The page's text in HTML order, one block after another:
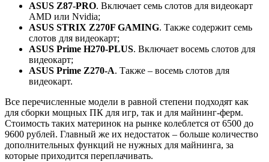
ASUS Z87-PRO. Включает семь слотов для видеокарт
AMD или Nvidia;
ASUS STRIX Z270F GAMING. Также содержит семь
слотов для видеокарт;
ASUS Prime H270-PLUS. Включает восемь слотов для
видеокарт;
ASUS Prime Z270-A. Также – восемь слотов для
видеокарт.
Все перечисленные модели в равной степени подходят как
для сборки мощных ПК для игр, так и для майнинг-ферм.
Стоимость таких материнок на рынке колеблется от 6500 до
9600 рублей. Главный же их недостаток – больше количество
дополнительных функций не нужных для майнинга, за
которые приходится переплачивать.